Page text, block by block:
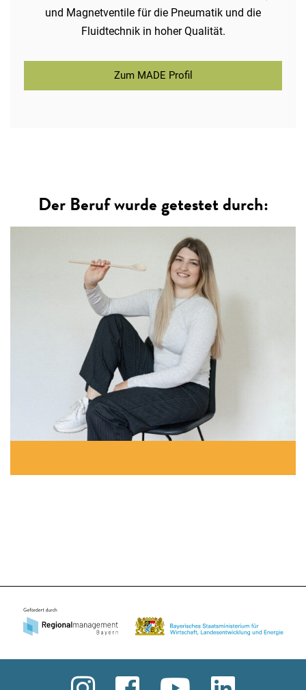
und Magnetventile für die Pneumatik und die
Fluidtechnik in hoher Qualität.
Zum MADE Profil
Der Beruf wurde getestet durch: